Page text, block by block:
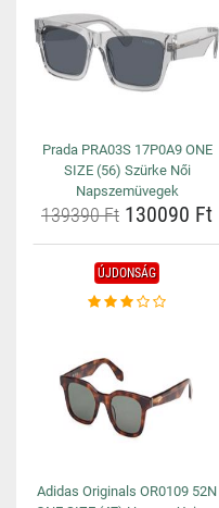
Prada PRA03S 17P0A9 ONE
SIZE (56) Szürke Női
Napszemüvegek
139390 Ft 130090 Ft
ÚJDONSÁG
Adidas Originals OR0109 52N